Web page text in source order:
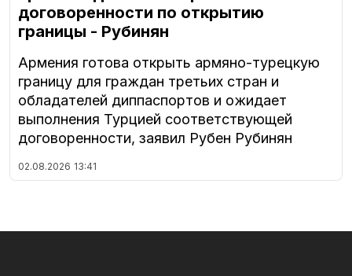
договоренности по открытию
границы - Рубинян
Армения готова открыть армяно-турецкую
границу для граждан третьих стран и
обладателей диппаспортов и ожидает
выполнения Турцией соответствующей
договоренности, заявил Рубен Рубинян
02.08.2026 13:41